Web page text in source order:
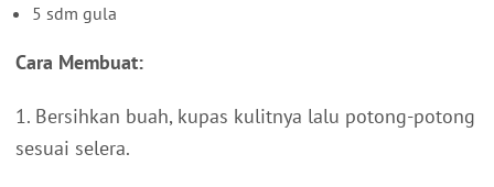
5 sdm gula
Cara Membuat:
1. Bersihkan buah, kupas kulitnya lalu potong-potong
sesuai selera.